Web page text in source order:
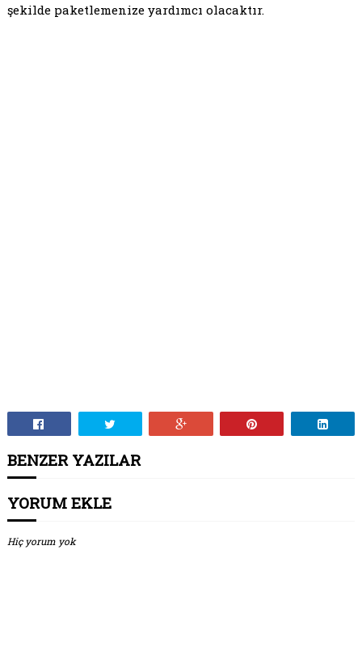
şekilde paketlemenize yardımcı olacaktır.
BENZER YAZILAR
YORUM EKLE
Hiç yorum yok